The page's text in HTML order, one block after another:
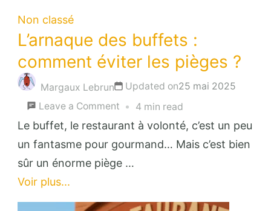
Non classé
L’arnaque des buffets :
comment éviter les pièges ?
Margaux Lebrun Updated on25 mai 2025
Leave a Comment on
L’arnaque
des
buffets
comment
4 min read
Le buffet, le restaurant à volonté, c’est un peu
un fantasme pour gourmand… Mais c’est bien
sûr un énorme piège …
Voir plus...